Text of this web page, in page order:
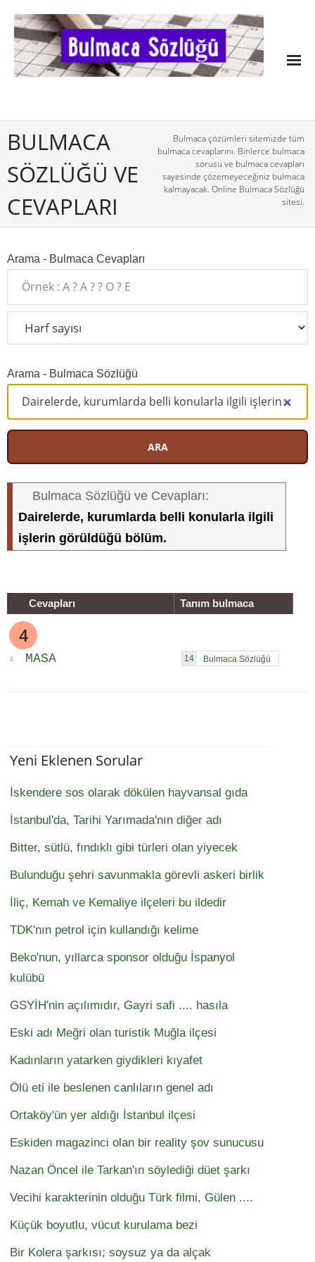
BULMACA
SÖZLÜĞÜ VE
CEVAPLARI
Bulmaca çözümleri sitemizde tüm
bulmaca cevaplarını. Binlerce bulmaca
sorusu ve bulmaca cevapları
sayesinde çözemeyeceğiniz bulmaca
kalmayacak. Online Bulmaca Sözlüğü
sitesi.
Arama - Bulmaca Cevapları
Arama - Bulmaca Sözlüğü
ARA
Bulmaca Sözlüğü ve Cevapları:
Dairelerde, kurumlarda belli konularla ilgili
işlerin görüldüğü bölüm.
Cevapları Tanım bulmaca
4
4 MASA 14
Yeni Eklenen Sorular
İskendere sos olarak dökülen hayvansal gıda
İstanbul'da, Tarihi Yarımada'nın diğer adı
Bitter, sütlü, fındıklı gibi türleri olan yiyecek
Bulunduğu şehri savunmakla görevli askeri birlik
İliç, Kemah ve Kemaliye ilçeleri bu ildedir
TDK'nın petrol için kullandığı kelime
Beko'nun, yıllarca sponsor olduğu İspanyol
kulübü
GSYİH'nin açılımıdır, Gayri safi .... hasıla
Eski adı Meğri olan turistik Muğla ilçesi
Kadınların yatarken giydikleri kıyafet
Ölü eti ile beslenen canlıların genel adı
Ortaköy'ün yer aldığı İstanbul ilçesi
Eskiden magazinci olan bir reality şov sunucusu
Nazan Öncel ile Tarkan'ın söylediği düet şarkı
Vecihi karakterinin olduğu Türk filmi, Gülen ....
Küçük boyutlu, vücut kurulama bezi
Bir Kolera şarkısı; soysuz ya da alçak